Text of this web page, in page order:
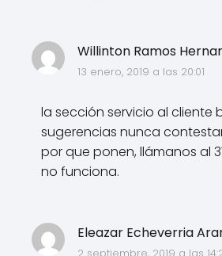
Willinton Ramos
13 enero, 2019 a las 20:01
la sección servicio al cliente
sugerencias nunca
por que ponen, llámanos al
no funciona.
Eleazar Echeverria